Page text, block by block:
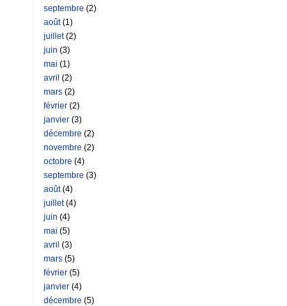
septembre (2)
août(1)
juillet(2)
juin (3)
mai (1)
avril (2)
mars (2)
février (2)
janvier (3)
décembre (2)
novembre (2)
octobre (4)
septembre (3)
août(4)
juillet(4)
juin (4)
mai (5)
avril (3)
mars (5)
février (5)
janvier (4)
décembre (5)